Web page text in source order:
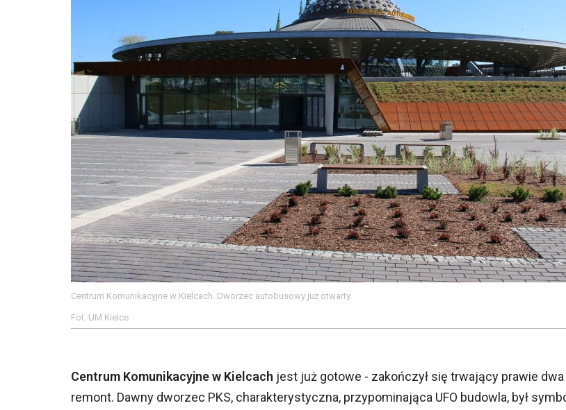
Centrum Komunikacyjne w Kielcach. Dworzec autobusowy już otwarty.
Fot. UM Kielce
Centrum Komunikacyjne w Kielcach jest już gotowe - zakończył się trwający prawie dwa
remont. Dawny dworzec PKS, charakterystyczna, przypominająca UFO budowla, był